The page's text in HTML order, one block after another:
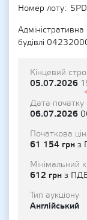
Номер лоту
будівлі
Кінцевий
05.07.2026
Дата початку
06.07.2026
Початкова
61 154 грн з
Мінімальний
612 грн з
Тип аукціону
Англійський